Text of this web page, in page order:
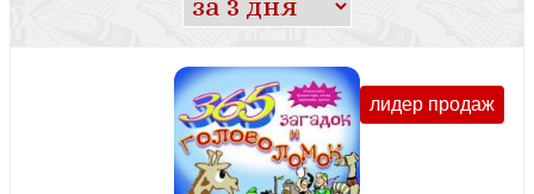
Религиозная философия,этика
Семья, брак, взаимоотношения
Учебные материалы
Чтения на каждый день
лидер продаж